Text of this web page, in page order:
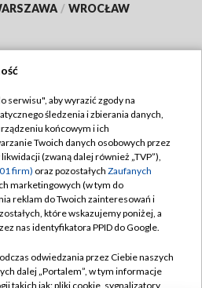
/ WROCŁAW
TVP
TVP
prywatności
zgody
Pomoc
Kontakt
serwisu", aby wyrazić zgody na
śledzenia i zbierania danych,
końcowym i ich
Twoich danych osobowych przez
(zwaną dalej również „TVP”),
firm) oraz pozostałych Zaufanych
marketingowych (w tym do
reklam do Twoich zainteresowań i
które wskazujemy poniżej, a
nas identyfikatora PPID do Google.
odwiedzania przez Ciebie naszych
dalej „Portalem”, w tym informacje
takich jak: pliki cookie, sygnalizatory